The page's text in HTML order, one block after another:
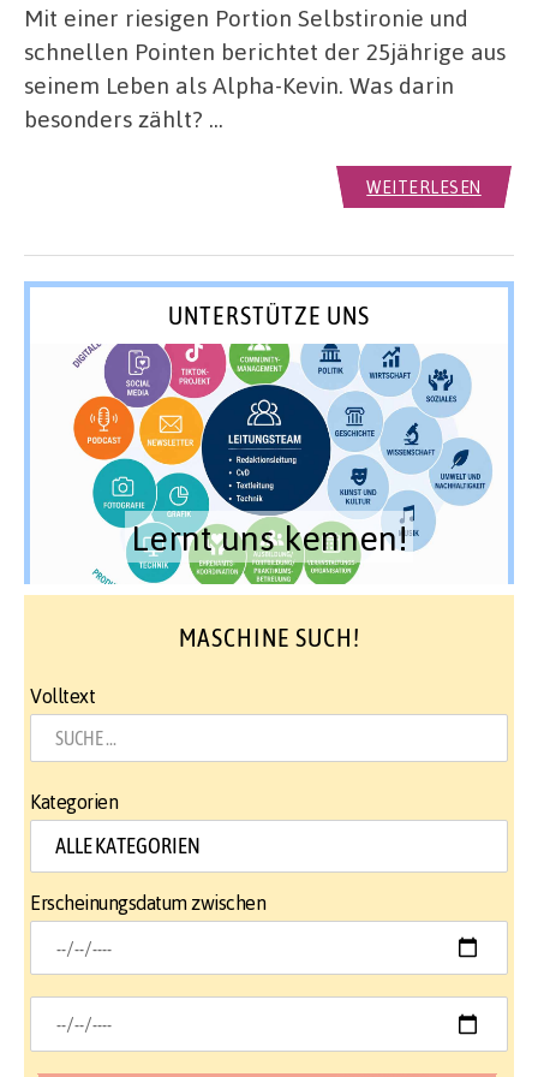
Mit einer riesigen Portion Selbstironie und
schnellen Pointen berichtet der 25jährige aus
seinem Leben als Alpha-Kevin. Was darin
besonders zählt? …
WEITERLESEN
UNTERSTÜTZE UNS
Lernt uns kennen!
MASCHINE SUCH!
Volltext
Kategorien
Erscheinungsdatum zwischen